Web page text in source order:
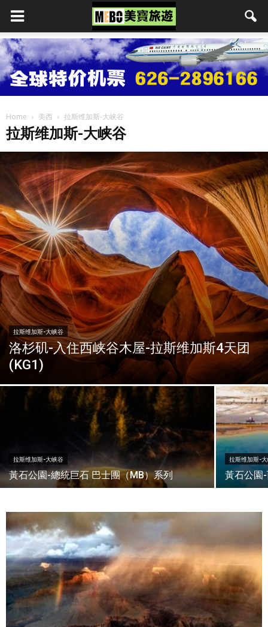
Home 美西 拉斯维加斯-大峡谷
拉斯维加斯-大峡谷
拉斯维加斯-大峡谷
洛杉矶-入住西峡谷木屋-拉斯维加斯4天团
(KG1)
拉斯维加斯-大峡谷
黃石公園-總統巨石 巴士團（MB）系列
拉斯维加斯-
黃石公園